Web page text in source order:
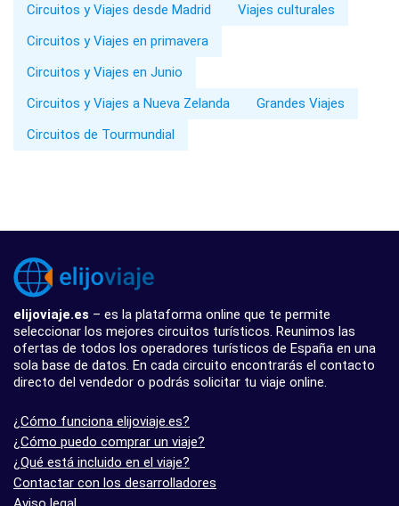
Circuitos y Viajes desde Madrid
Viajes culturales
Circuitos y Viajes en primavera
Circuitos y Viajes en Junio
Circuitos y Viajes a Nueva Zelanda
Grandes Viajes
Circuitos de Tourmundial
elijoviaje.es – es la plataforma online que te permite
seleccionar los mejores circuitos turísticos. Reunimos las
ofertas de todos los operadores turísticos de España en una
sola base de datos. En cada circuito encontrarás el contacto
directo del vendedor o podrás solicitar tu viaje online.
¿Cómo funciona elijoviaje.es?
¿Cómo puedo comprar un viaje?
¿Qué está incluido en el viaje?
Contactar con los desarrolladores